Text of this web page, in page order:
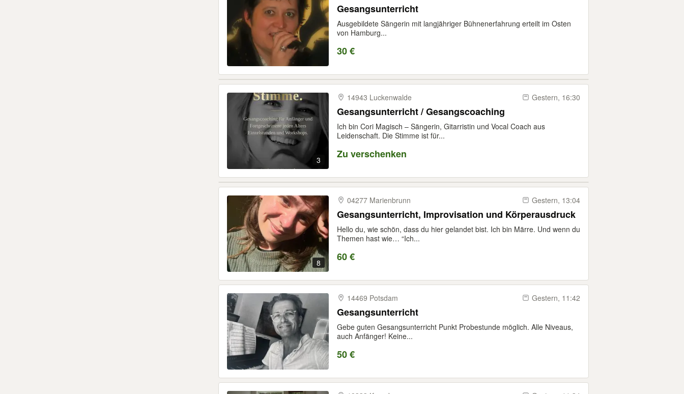
Gesangsunterricht
Ausgebildete Sängerin mit langjähriger Bühnenerfahrung erteilt im Osten
von Hamburg...
30 €
3
14943 Luckenwalde Gestern, 16:30
Gesangsunterricht / Gesangscoaching
Ich bin Cori Magisch – Sängerin, Gitarristin und Vocal Coach aus
Leidenschaft. Die Stimme ist für...
Zu verschenken
8
04277 Marienbrunn Gestern, 13:04
Gesangsunterricht, Improvisation und Körperausdruck
Hello du, wie schön, dass du hier gelandet bist. Ich bin Märre. Und wenn du
Themen hast wie… “Ich...
60 €
14469 Potsdam Gestern, 11:42
Gesangsunterricht
Gebe guten Gesangsunterricht Punkt Probestunde möglich. Alle Niveaus,
auch Anfänger! Keine...
50 €